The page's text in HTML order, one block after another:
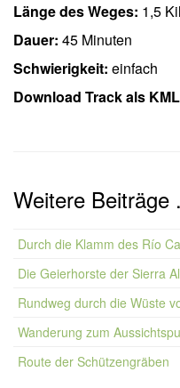
Länge des Weges: 1,5
Dauer: 45 Minuten
Schwierigkeit: einfach
Download Track als
Weitere Beiträge
Durch die Klamm des Río
Die Geierhorste der Sierra
Rundweg durch die Wüste
Wanderung zum
Route der Schützengräben